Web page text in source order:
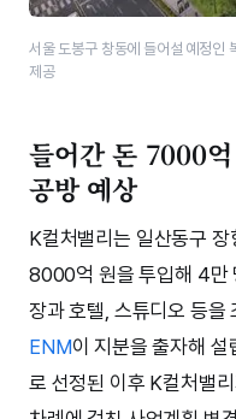
서울 도봉구 창동에 들어설 예정인
제공
들어간 돈 7000
공방 예상
K컬처밸리는 일산동구
8000억 원을 투입해 4만
장과 호텔, 스튜디오 등
ENM이 지분을 출자해
로 선정된 이후 K컬처밸